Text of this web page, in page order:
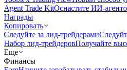
Agent Trade KitОснастите ИИ-
Награды
Копировать
Следуйте за лид-трейдерами
Набор лид-трейдеровПолучайте
Еще
Финансы